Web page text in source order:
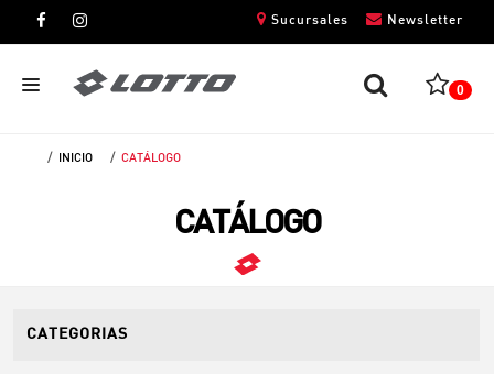
Newsletter
Sucursales
0
INICIO CATÁLOGO
CATÁLOGO
CATEGORIAS